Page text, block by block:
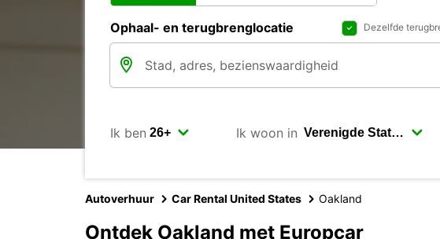
Ophaal- en terugbrenglocatie Dezelfde
Ik ben Ik woon in
Autoverhuur Car Rental United States Oakland
Ontdek Oakland met Europcar